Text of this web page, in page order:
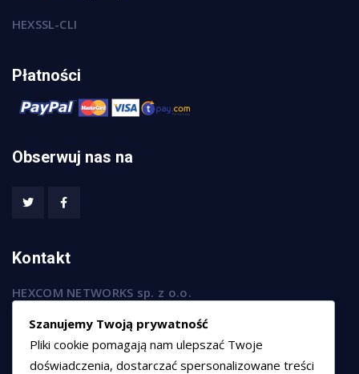
HEXSSL-CLI
Płatności
Obserwuj nas na
Kontakt
HEXCOM NETWORKS sp. z o.o.
ul. Marsz. Józefa Piłsudskiego 74/320,
50-020 Wrocław
+48 789 594 102
Szanujemy Twoją prywatność
Pliki cookie pomagają nam ulepszać Twoje
doświadczenia, dostarczać spersonalizowane treści